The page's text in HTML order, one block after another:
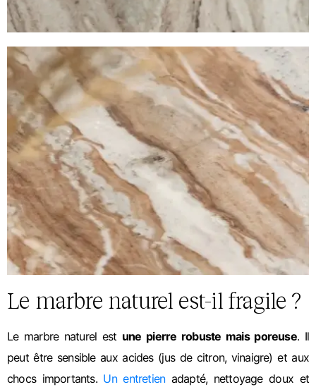
Le marbre naturel est-il fragile ?
Le marbre naturel est une pierre robuste mais poreuse. Il
peut être sensible aux acides (jus de citron, vinaigre) et aux
chocs importants. Un entretienadapté, nettoyage doux et